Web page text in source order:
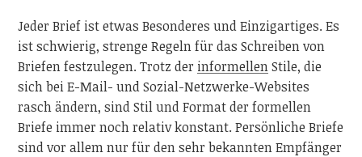
Jeder Brief ist etwas Besonderes und Einzigartiges. Es
ist schwierig, strenge Regeln für das Schreiben von
Briefen festzulegen. Trotz der informellenStile, die
sich bei E-Mail- und Sozial-Netzwerke-Websites
rasch ändern, sind Stil und Format der formellen
Briefe immer noch relativ konstant. Persönliche Briefe
sind vor allem nur für den sehr bekannten Empfänger